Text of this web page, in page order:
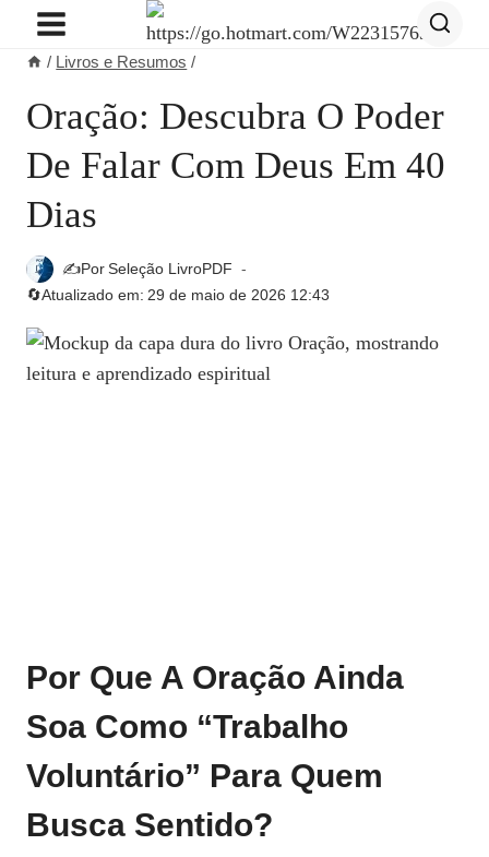
Pular
Conteúdo
/ Livros e Resumos /
Oração: Descubra O Poder
De Falar Com Deus Em 40
Dias
✍️PorSeleção LivroPDF
🔄Atualizado em: 29 de maio de 2026 12:43
Por Que A Oração Ainda
Soa Como “trabalho
Voluntário” Para Quem
Busca Sentido?